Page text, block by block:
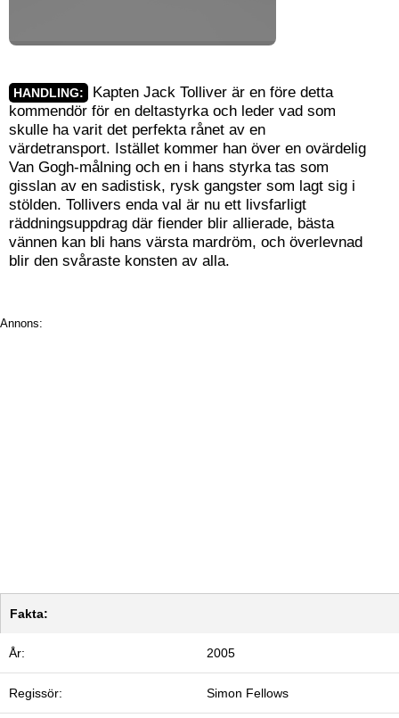
HANDLING:
Kapten Jack Tolliver är en före detta
kommendör för en deltastyrka och leder vad som
skulle ha varit det perfekta rånet av en
värdetransport. Istället kommer han över en ovärdelig
Van Gogh-målning och en i hans styrka tas som
gisslan av en sadistisk, rysk gangster som lagt sig i
stölden. Tollivers enda val är nu ett livsfarligt
räddningsuppdrag där fiender blir allierade, bästa
vännen kan bli hans värsta mardröm, och överlevnad
blir den svåraste konsten av alla.
Annons:
Fakta:
År: 2005
Regissör: Simon Fellows